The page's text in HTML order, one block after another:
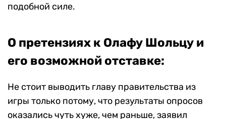
подобной силе.
О претензиях к Олафу Шольцу и
его возможной отставке:
Не стоит выводить главу правительства из
игры только потому, что результаты опросов
оказались чуть хуже, чем раньше, заявил